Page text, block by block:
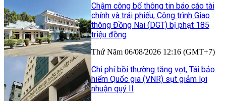
Chậm công bố thông tin báo cáo tài
chính và trái phiếu, Công trình Giao
thông Đồng Nai (DGT) bị phạt 185
triệu đồng
Thứ Năm 06/08/2026 12:16 (GMT+7)
Chi phí bồi thường tăng vọt, Tái bảo
hiểm Quốc gia (VNR) sụt giảm lợi
nhuận quý II